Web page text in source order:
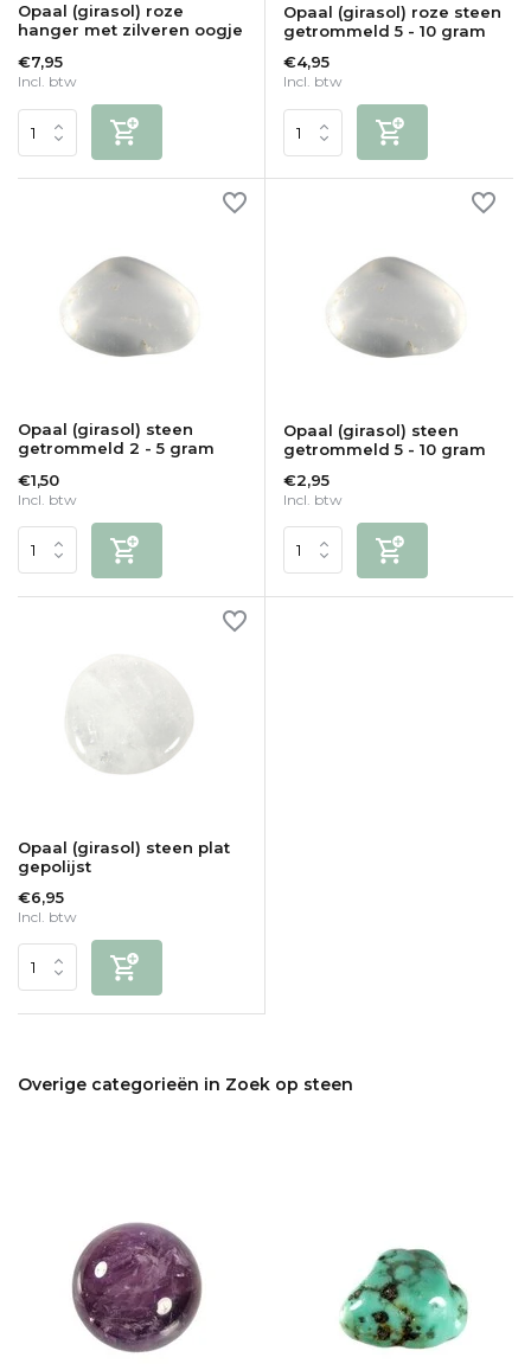
Opaal (girasol) roze
hanger met zilveren oogje
€7,95
Incl. btw
Opaal (girasol) roze steen
getrommeld 5 - 10 gram
€4,95
Incl. btw
Opaal (girasol) steen
getrommeld 2 - 5 gram
€1,50
Incl. btw
Opaal (girasol) steen
getrommeld 5 - 10 gram
€2,95
Incl. btw
Opaal (girasol) steen plat
gepolijst
€6,95
Incl. btw
Overige categorieën in Zoek op steen